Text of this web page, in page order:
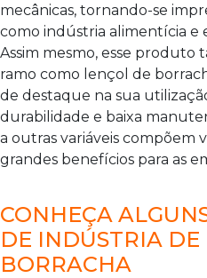
mecânicas, tornando-se
como indústria alimentícia e
Assim mesmo, esse produto
ramo como lençol de
de destaque na sua
durabilidade e baixa
a outras variáveis compõem
grandes benefícios para as
CONHEÇA
DE INDÚSTRIA DE
BORRACHA